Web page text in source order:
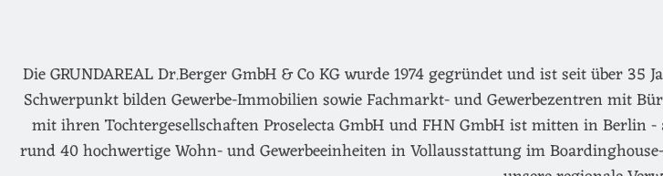
Die GRUNDAREAL Dr.Berger GmbH & Co KG wurde 1974 gegründet und ist seit über
Schwerpunkt bilden Gewerbe-Immobilien sowie Fachmarkt- und Gewerbezentren mit
mit ihren Tochtergesellschaften Proselecta GmbH und FHN GmbH ist mitten in
rund 40 hochwertige Wohn- und Gewerbeeinheiten in Vollausstattung im